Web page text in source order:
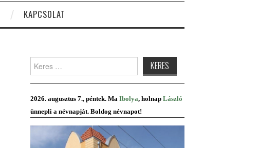
KAPCSOLAT
Keres:
2026. augusztus 7., péntek. Ma Ibolya, holnap László
ünnepli a névnapját. Boldog névnapot!